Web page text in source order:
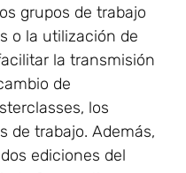
grupos de trabajo
o la utilización de
la transmisión
de
los
de trabajo. Además,
ediciones del